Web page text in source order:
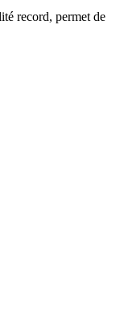
record, permet de